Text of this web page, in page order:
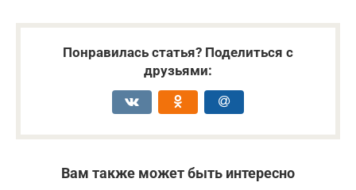
Понравилась статья? Поделиться с
друзьями:
Вам также может быть интересно